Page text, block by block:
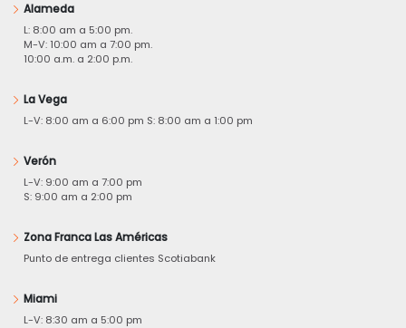
Alameda
L: 8:00 am a 5:00 pm.
M-V: 10:00 am a 7:00 pm.
10:00 a.m. a 2:00 p.m.
La Vega
L-V: 8:00 am a 6:00 pm S: 8:00 am a 1:00 pm
Verón
L-V: 9:00 am a 7:00 pm
S: 9:00 am a 2:00 pm
Zona Franca Las Américas
Punto de entrega clientes Scotiabank
Miami
L-V: 8:30 am a 5:00 pm